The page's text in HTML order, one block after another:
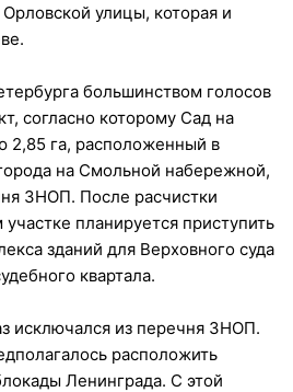
улицы, которая и
большинством голосов
согласно которому Сад на
га, расположенный в
на Смольной набережной,
ЗНОП. После расчистки
планируется приступить
зданий для Верховного суда
квартала.
исключался из перечня ЗНОП.
расположить
Ленинграда. С этой